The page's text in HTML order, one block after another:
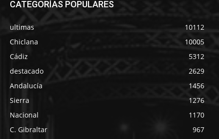
CATEGORÍAS POPULARES
ultimas
10112
Chiclana
10005
Cádiz
5312
destacado
2629
Andalucía
1456
Sierra
1276
Nacional
1170
C. Gibraltar
967